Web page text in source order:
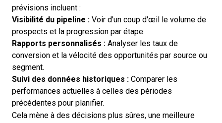
prévisions incluent :
Visibilité du pipeline : Voir d'un coup d'œil le volume de
prospects et la progression par étape.
Rapports personnalisés : Analyser les taux de
conversion et la vélocité des opportunités par source ou
segment.
Suivi des données historiques : Comparer les
performances actuelles à celles des périodes
précédentes pour planifier.
Cela mène à des décisions plus sûres, une meilleure